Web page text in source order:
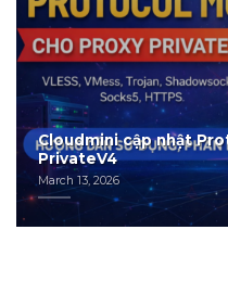
Cloudmini cập nhật
PrivateV4
March 13, 2026